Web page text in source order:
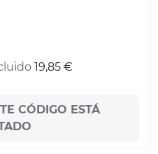
19,85 €
CÓDIGO ESTÁ